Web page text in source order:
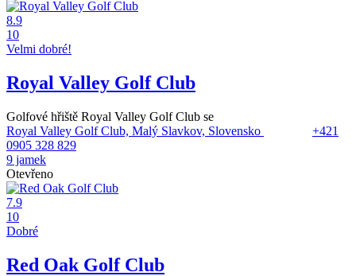
8.9
10
Velmi dobré!
Royal Valley Golf Club
Golfové hřiště Royal Valley Golf Club se
Royal Valley Golf Club, Malý Slavkov, Slovensko
+421
0905 328 829
9 jamek
Otevřeno
7.9
10
Dobré
Red Oak Golf Club